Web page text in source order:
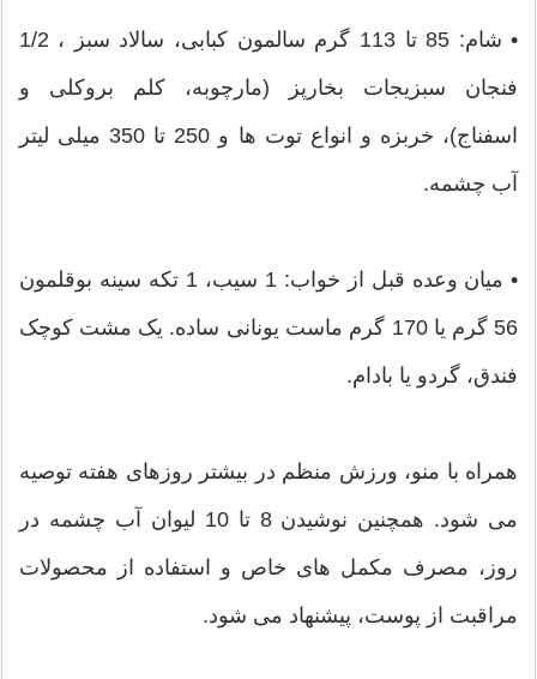
• شام: 85 تا 113 گرم سالمون کبابی، سالاد سبز ، 1/2
فنجان سبزیجات بخارپز (مارچوبه، کلم بروکلی و
اسفناج)، خربزه و انواع توت ها و 250 تا 350 میلی لیتر
آب چشمه.
• میان وعده قبل از خواب: 1 سیب، 1 تکه سینه بوقلمون
56 گرم یا 170 گرم ماست یونانی ساده. یک مشت کوچک
فندق، گردو یا بادام.
همراه با منو، ورزش منظم در بیشتر روزهای هفته توصیه
می شود. همچنین نوشیدن 8 تا 10 لیوان آب چشمه در
روز، مصرف مکمل های خاص و استفاده از محصولات
مراقبت از پوست، پیشنهاد می شود.